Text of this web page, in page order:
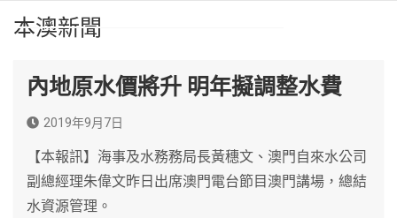
本澳新聞
內地原水價將升 明年擬調整水費
2019年9月7日
【本報訊】海事及水務務局長黃穗文、澳門自來水公司
副總經理朱偉文昨日出席澳門電台節目澳門講場，總結
水資源管理。